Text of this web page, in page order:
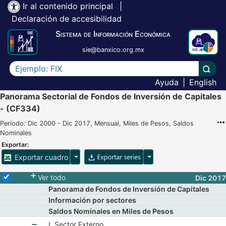
Ir al contenido principal
Declaración de accesibilidad
Sistema de Información Económica
sie@banxico.org.mx
Escriba el texto a buscar
Ayuda
English
Panorama Sectorial de Fondos de Inversión de Capitales
- (CF334)
Período: Dic 2000 - Dic 2017, Mensual, Miles de Pesos, Saldos
Nominales
Exportar:
Exportar cuadro Opciones para exportar cuadroOpciones para exportar
Selecciona o desmarca todas las series
Ver todo
Dic 2017
Panorama de Fondos de Inversión de Capitales
Información por sectores
Saldos Nominales en Miles de Pesos
I. Sector Externo